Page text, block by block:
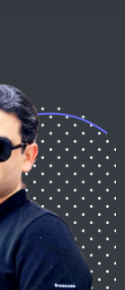
اشتراک
بگذارید.
کپی
لینک